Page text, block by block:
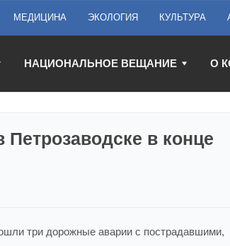
МЕДИЦИНА ЭКОЛОГИЯ КУЛЬТУРА
НАЦИОНАЛЬНОЕ ВЕЩАНИЕ О
в конце
три дорожные аварии с пострадавшими,